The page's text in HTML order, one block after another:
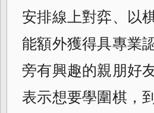
安排線上對弈、以
能額外獲得具專業
旁有興趣的親朋好
表示想要學圍棋，